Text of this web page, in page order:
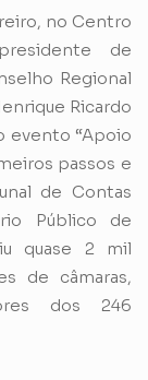
no Centro
de
Regional
Ricardo
evento “Apoio
passos e
de Contas
Público de
quase 2 mil
de câmaras,
dos 246